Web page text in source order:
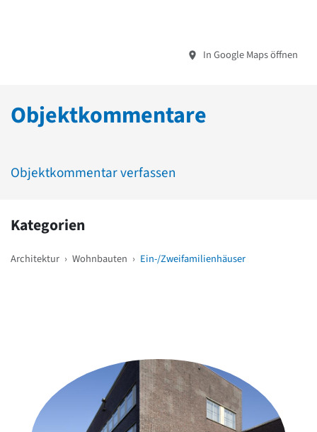
In Google Maps öffnen
Objektkommentare
Objektkommentar verfassen
Kategorien
Architektur › Wohnbauten › Ein-/Zweifamilienhäuser